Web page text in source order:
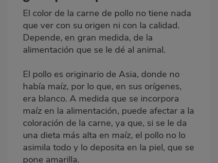
El color de la carne de pollo no tiene nada
que ver con su origen ni con la calidad.
Depende, en gran medida, de la
alimentación que se le dé al animal.
El pollo es originario de Asia, donde no
había maíz, por lo que, en sus orígenes,
era blanco. A medida que se incorpora
maíz en la alimentación, puede afectar a la
coloración de la carne, ya que, si se le da
una dieta más alta en maíz, el pollo no lo
asimila todo y lo deposita en la piel, que se
pone amarilla.